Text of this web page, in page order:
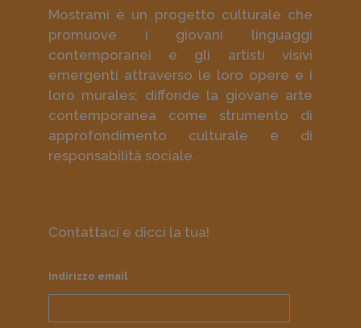
Mostrami è un progetto culturale che
promuove i giovani linguaggi
contemporanei e gli artisti visivi
emergenti attraverso le loro opere e i
loro murales; diffonde la giovane arte
contemporanea come strumento di
approfondimento culturale e di
responsabilità sociale.
Contattaci e dicci la tua!
Indirizzo email